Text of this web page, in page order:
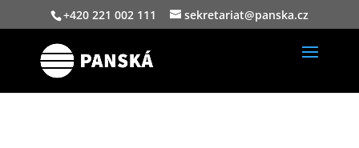
+420 221 002 111 sekretariat@panska.cz